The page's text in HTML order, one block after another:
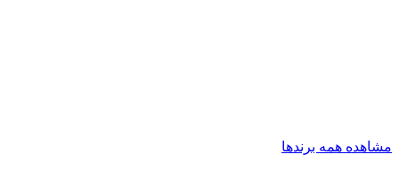
مشاهده همه برندها